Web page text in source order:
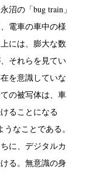
沼の「bug train」
電車の車中の様
には、膨大な数
それらを見てい
を意識していな
の被写体は、車
ることになる
なことである。
に、デジタルカ
る。無意識の身